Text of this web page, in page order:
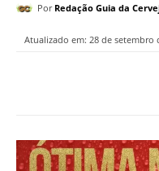
Por Redação Guia da
Atualizado em: 28 de setembro